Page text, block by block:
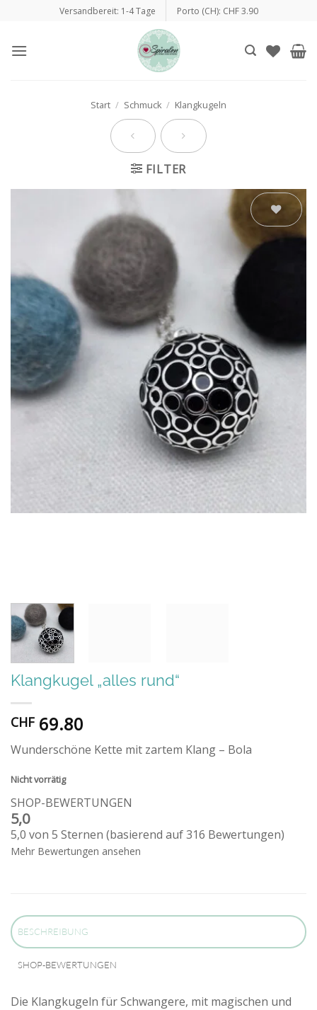
springen
Versandbereit: 1-4 Tage Porto (CH): CHF 3.90
Start / Schmuck / Klangkugeln
FILTER
Auf die
Wunschliste
Klangkugel „alles rund“
CHF 69.80
Wunderschöne Kette mit zartem Klang – Bola
Nicht vorrätig
SHOP-BEWERTUNGEN
5,0
5,0 von 5 Sternen (basierend auf 316 Bewertungen)
Mehr Bewertungen ansehen
BESCHREIBUNG
SHOP-BEWERTUNGEN
Die Klangkugeln für Schwangere, mit magischen und